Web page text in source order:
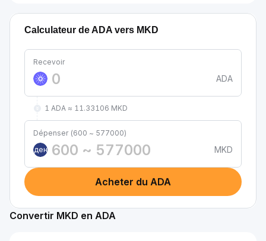
Calculateur de ADA vers MKD
Recevoir
ADA
1 ADA ≈ 11.33106 MKD
Dépenser (600 ~ 577000)
ден
MKD
Acheter du ADA
Convertir MKD en ADA